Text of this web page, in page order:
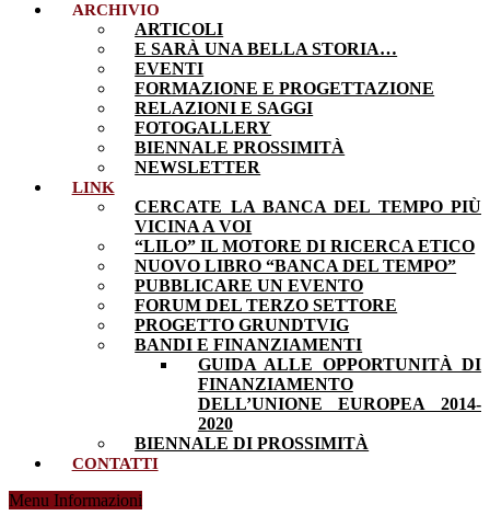
ARCHIVIO
ARTICOLI
E SARÀ UNA BELLA STORIA…
EVENTI
FORMAZIONE E PROGETTAZIONE
RELAZIONI E SAGGI
FOTOGALLERY
BIENNALE PROSSIMITÀ
NEWSLETTER
LINK
CERCATE LA BANCA DEL TEMPO PIÙ
VICINA A VOI
“LILO” IL MOTORE DI RICERCA ETICO
NUOVO LIBRO “BANCA DEL TEMPO”
PUBBLICARE UN EVENTO
FORUM DEL TERZO SETTORE
PROGETTO GRUNDTVIG
BANDI E FINANZIAMENTI
GUIDA ALLE OPPORTUNITÀ DI
FINANZIAMENTO
DELL’UNIONE EUROPEA 2014-
2020
BIENNALE DI PROSSIMITÀ
CONTATTI
Menu Informazioni